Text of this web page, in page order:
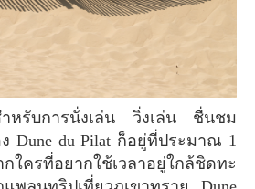
Dune du Pilat ก็อยู่ที่ประมาณ 1
ครที่อยากใช้เวลาอยู่ใกล้ชิดทะ